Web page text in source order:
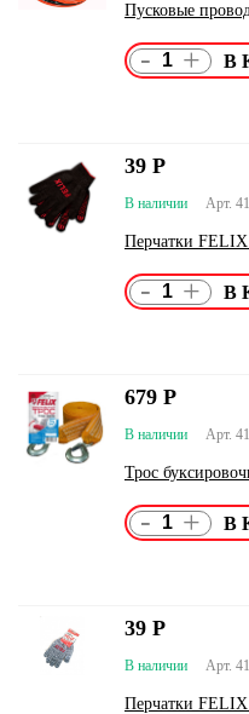
Пусковые
- +
Арт.
В наличии
Перчатки
39 Р
- +
Арт.
В наличии
Трос
679 Р
- +
Арт.
В наличии
Перчатки FELIX
39 Р